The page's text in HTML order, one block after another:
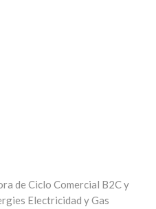
de Ciclo Comercial B2C y
Electricidad y Gas